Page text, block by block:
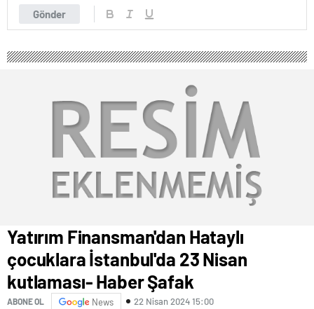
Gönder
Yatırım Finansman'dan Hataylı
çocuklara İstanbul'da 23 Nisan
kutlaması- Haber Şafak
ABONE OL News 22 Nisan 2024 15:00